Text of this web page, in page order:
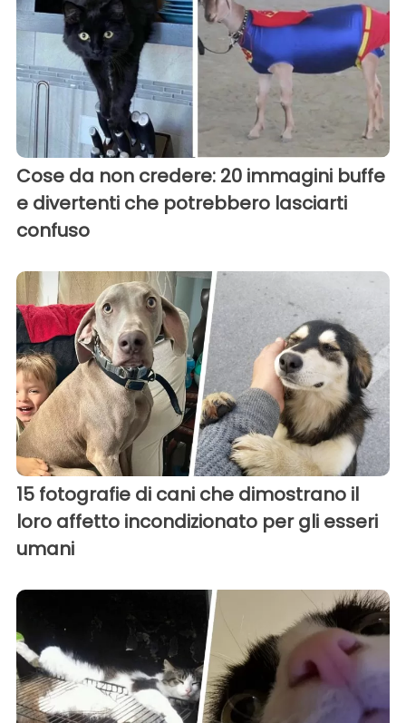
Cose da non credere: 20 immagini buffe
e divertenti che potrebbero lasciarti
confuso
15 fotografie di cani che dimostrano il
loro affetto incondizionato per gli esseri
umani